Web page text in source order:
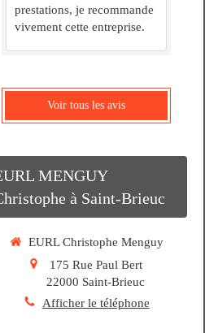
prestations, je recommande
vivement cette entreprise.
Voir tous les avis
MENGUY
à Saint-Brieuc
EURL Christophe Menguy
175 Rue Paul Bert
22000 Saint-Brieuc
Afficher le téléphone